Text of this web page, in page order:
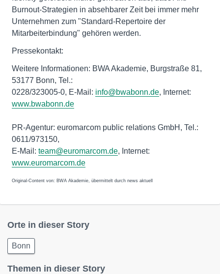
Burnout-Strategien in absehbarer Zeit bei immer mehr
Unternehmen zum "Standard-Repertoire der
Mitarbeiterbindung" gehören werden.
Pressekontakt:
Weitere Informationen: BWA Akademie, Burgstraße 81,
53177 Bonn, Tel.:
0228/323005-0, E-Mail: info@bwabonn.de, Internet:
www.bwabonn.de
PR-Agentur: euromarcom public relations GmbH, Tel.:
0611/973150,
E-Mail: team@euromarcom.de, Internet:
www.euromarcom.de
Original-Content von: BWA Akademie, übermittelt durch news aktuell
Orte in dieser Story
Bonn
Themen in dieser Story